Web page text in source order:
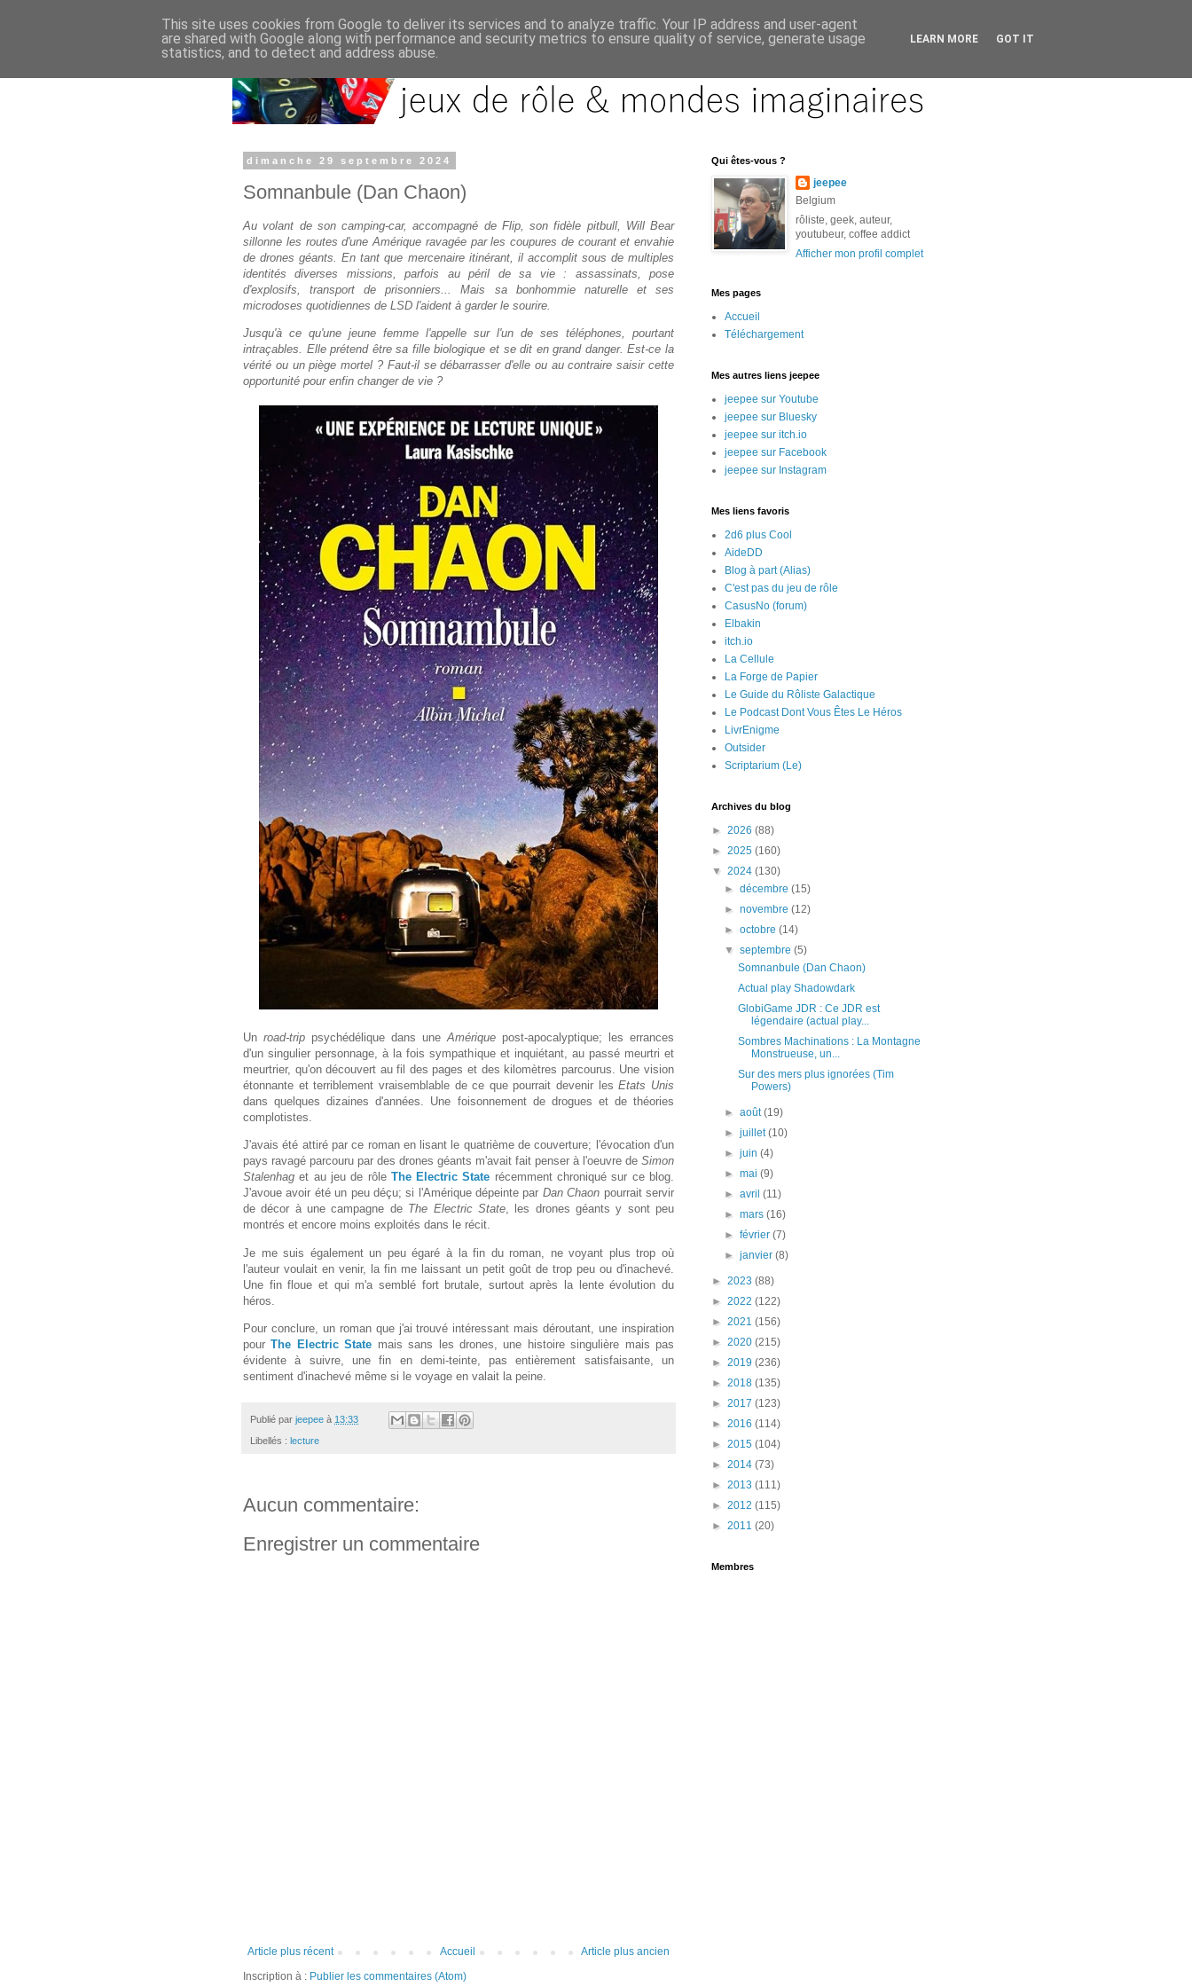
dimanche 29 septembre 2024
Somnanbule (Dan Chaon)
Au volant de son camping-car, accompagné de Flip, son fidèle pitbull, Will Bear
sillonne les routes d'une Amérique ravagée par les coupures de courant et envahie
de drones géants. En tant que mercenaire itinérant, il accomplit sous de multiples
identités diverses missions, parfois au péril de sa vie : assassinats, pose
d'explosifs, transport de prisonniers... Mais sa bonhommie naturelle et ses
microdoses quotidiennes de LSD l'aident à garder le sourire.
Jusqu'à ce qu'une jeune femme l'appelle sur l'un de ses téléphones, pourtant
intraçables. Elle prétend être sa fille biologique et se dit en grand danger. Est-ce la
vérité ou un piège mortel ? Faut-il se débarrasser d'elle ou au contraire saisir cette
opportunité pour enfin changer de vie ?
Un road-trip psychédélique dans uneAmérique post-apocalyptique; les errances
d'un singulier personnage, à la fois sympathique et inquiétant, au passé meurtri et
meurtrier, qu'on découvert au fil des pages et des kilomètres parcourus. Une vision
étonnante et terriblement vraisemblable de ce que pourrait devenir lesEtats Unis
dans quelques dizaines d'années. Une foisonnement de drogues et de théories
complotistes.
J'avais été attiré par ce roman en lisant le quatrième de couverture; l'évocation d'un
pays ravagé parcouru par des drones géants m'avait fait penser à l'oeuvre de Simon
Stalenhag et au jeu de rôle The Electric State récemment chroniqué sur ce blog.
J'avoue avoir été un peu déçu; si l'Amérique dépeinte par Dan Chaon pourrait servir
de décor à une campagne de The Electric State, les drones géants y sont peu
montrés et encore moins exploités dans le récit.
Je me suis également un peu égaré à la fin du roman, ne voyant plus trop où
l'auteur voulait en venir, la fin me laissant un petit goût de trop peu ou d'inachevé.
Une fin floue et qui m'a semblé fort brutale, surtout après la lente évolution du
héros.
Pour conclure, un roman que j'ai trouvé intéressant mais déroutant, une inspiration
pourThe Electric State mais sans les drones, une histoire singulière mais pas
évidente à suivre, une fin en demi-teinte, pas entièrement satisfaisante, un
sentiment d'inachevé même si le voyage en valait la peine.
Publié par jeepee à 13:33
Libellés : lecture
Aucun commentaire:
Enregistrer un commentaire
Article plus récent Article plus ancien
Accueil
Inscription à : Publier les commentaires (Atom)
Qui êtes-vous ?
jeepee
Belgium
rôliste, geek, auteur,
youtubeur, coffee addict
Afficher mon profil complet
Mes pages
Accueil
Téléchargement
Mes autres liens jeepee
jeepee sur Youtube
jeepee sur Bluesky
jeepee sur itch.io
jeepee sur Facebook
jeepee sur Instagram
Mes liens favoris
2d6 plus Cool
AideDD
Blog à part (Alias)
C'est pas du jeu de rôle
CasusNo (forum)
Elbakin
itch.io
La Cellule
La Forge de Papier
Le Guide du Rôliste Galactique
Le Podcast Dont Vous Êtes Le Héros
LivrEnigme
Outsider
Scriptarium (Le)
Archives du blog
► 2026 (88)
► 2025 (160)
▼ 2024 (130)
►décembre(15)
►novembre(12)
►octobre(14)
▼septembre(5)
Somnanbule (Dan Chaon)
Actual play Shadowdark
GlobiGame JDR : Ce JDR est
légendaire (actual play...
Sombres Machinations : La Montagne
Monstrueuse, un...
Sur des mers plus ignorées (Tim
Powers)
►août(19)
►juillet(10)
►juin(4)
►mai(9)
►avril(11)
►mars(16)
►février(7)
►janvier(8)
► 2023 (88)
► 2022 (122)
► 2021 (156)
► 2020 (215)
► 2019 (236)
► 2018 (135)
► 2017 (123)
► 2016 (114)
► 2015 (104)
► 2014 (73)
► 2013 (111)
► 2012 (115)
► 2011 (20)
Membres
This site uses cookies from Google to deliver its services and to analyze traffic. Your IP address and user-agent
are shared with Google along with performance and security metrics to ensure quality of service, generate usage
statistics, and to detect and address abuse.
LEARN MORE GOT IT